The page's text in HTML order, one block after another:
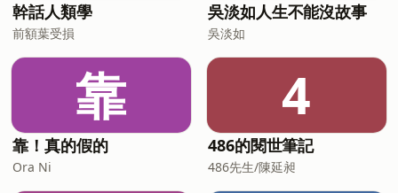
幹話人類學
前額葉受損
吳淡如人生不能沒故事
吳淡如
靠
靠！真的假的
Ora Ni
4
486的閱世筆記
486先生/陳延昶